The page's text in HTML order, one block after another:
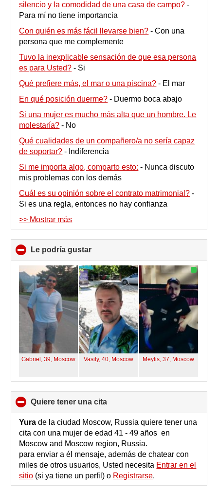
silencio y la comodidad de una casa de campo? -
Para mí no tiene importancia
Con quién es más fácil llevarse bien? -Con una
persona que me complemente
Tuvo la inexplicable sensación de que esa persona
es para Usted? - Si
Qué prefiere más, el mar o una piscina? - El mar
En qué posición duerme? - Duermo boca abajo
Si una mujer es mucho más alta que un hombre. Le
molestaría? - No
Qué cualidades de un compañero/a no sería capaz
de soportar? - Indiferencia
Si me importa algo, comparto esto: - Nunca discuto
mis problemas con los demás
Cuál es su opinión sobre el contrato matrimonial? -
Si es una regla, entonces no hay confianza
>> Mostrar más
Le podría gustar
to
collapse
contents
Gabriel, 39, Moscow Vasily, 40, Moscow Meylis, 37, Moscow
quiere tener una cita
to
collapse
contents
Yura de la ciudad Moscow, Russia quiere tener una
cita con una mujer de edad 41 - 49 años en
Moscow and Moscow region, Russia.
para enviar a él mensaje, además de chatear con
miles de otros usuarios, Usted necesita Entrar en el
sitio (si ya tiene un perfil) o Registrarse.